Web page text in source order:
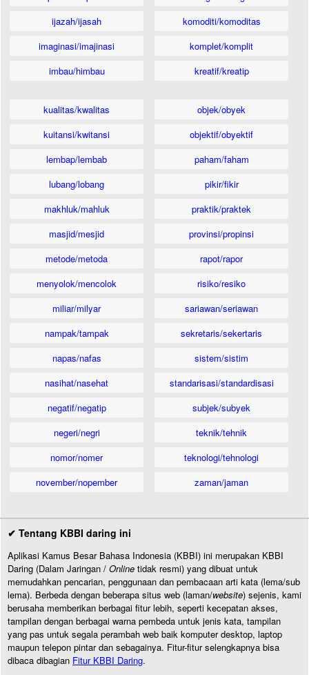
ijazah/ijasah
imaginasi/imajinasi
imbau/himbau
komoditi/komoditas
komplet/komplit
kreatif/kreatip
kualitas/kwalitas
kuitansi/kwitansi
lembap/lembab
lubang/lobang
makhluk/mahluk
masjid/mesjid
metode/metoda
menyolok/mencolok
miliar/milyar
nampak/tampak
napas/nafas
nasihat/nasehat
negatif/negatip
negeri/negri
nomor/nomer
november/nopember
objek/obyek
objektif/obyektif
paham/faham
pikir/fikir
praktik/praktek
provinsi/propinsi
rapot/rapor
risiko/resiko
sariawan/seriawan
sekretaris/sekertaris
sistem/sistim
standarisasi/standardisasi
subjek/subyek
teknik/tehnik
teknologi/tehnologi
zaman/jaman
✔ Tentang KBBI daring ini
Aplikasi Kamus Besar Bahasa Indonesia (KBBI) ini merupakan KBBI
Daring (Dalam Jaringan / Online tidak resmi) yang dibuat untuk
memudahkan pencarian, penggunaan dan pembacaan arti kata (lema/sub
lema). Berbeda dengan beberapa situs web (laman/website) sejenis, kami
berusaha memberikan berbagai fitur lebih, seperti kecepatan akses,
tampilan dengan berbagai warna pembeda untuk jenis kata, tampilan
yang pas untuk segala perambah web baik komputer desktop, laptop
maupun telepon pintar dan sebagainya. Fitur-fitur selengkapnya bisa
dibaca dibagian Fitur KBBI Daring.